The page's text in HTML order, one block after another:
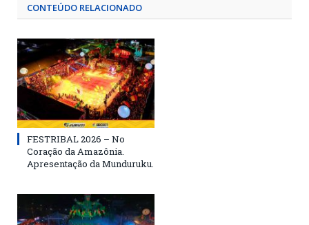
CONTEÚDO RELACIONADO
FESTRIBAL 2026 – No
Coração da Amazônia.
Apresentação da Munduruku.